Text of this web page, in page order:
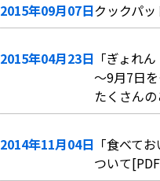
2015年09月07日クックパ
2015年04月23日 「ぎょれ
～9月7日
たくさん
2014年11月04日 「食べて
ついて